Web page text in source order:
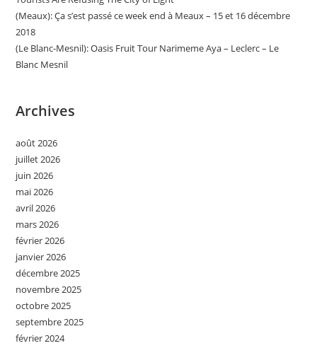
(Meaux): Ça s’est passé ce week end à Meaux – 15 et 16 décembre
2018
(Le Blanc-Mesnil): Oasis Fruit Tour Narimeme Aya – Leclerc – Le
Blanc Mesnil
Archives
août 2026
juillet 2026
juin 2026
mai 2026
avril 2026
mars 2026
février 2026
janvier 2026
décembre 2025
novembre 2025
octobre 2025
septembre 2025
février 2024